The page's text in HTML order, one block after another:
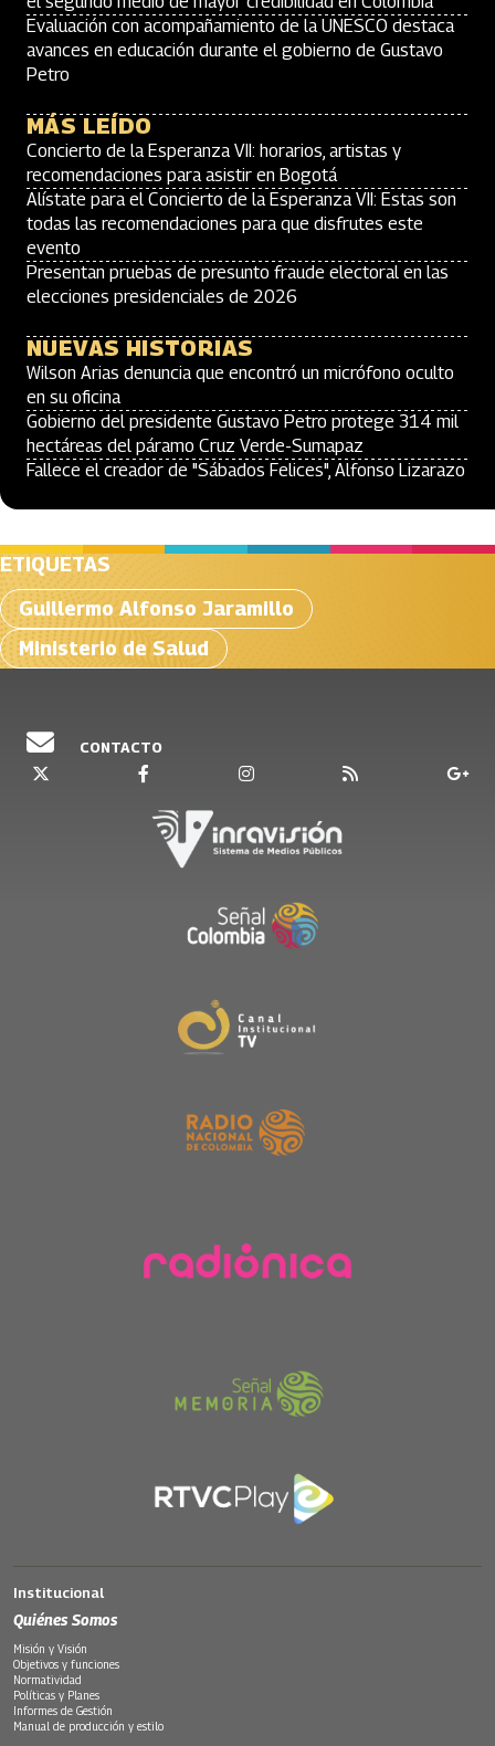
Evaluación con acompañamiento de la UNESCO destaca
avances en educación durante el gobierno de Gustavo
Petro
MÁS LEÍDO
Concierto de la Esperanza VII: horarios, artistas y
recomendaciones para asistir en Bogotá
Alístate para el Concierto de la Esperanza VII: Estas son
todas las recomendaciones para que disfrutes este
evento
Presentan pruebas de presunto fraude electoral en las
elecciones presidenciales de 2026
NUEVAS HISTORIAS
Wilson Arias denuncia que encontró un micrófono oculto
en su oficina
Gobierno del presidente Gustavo Petro protege 314 mil
hectáreas del páramo Cruz Verde-Sumapaz
Fallece el creador de "Sábados Felices", Alfonso Lizarazo
ETIQUETAS
Guillermo Alfonso Jaramillo
Ministerio de Salud
CONTACTO
Institucional
Quiénes Somos
Misión y Visión
Objetivos y funciones
Normatividad
Políticas y Planes
Informes de Gestión
Manual de producción y estilo